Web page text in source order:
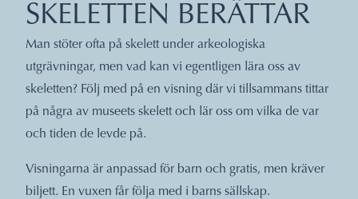
SKELETTEN BERÄTTAR
Man stöter ofta på skelett under arkeologiska
utgrävningar, men vad kan vi egentligen lära oss av
skeletten? Följ med på en visning där vi tillsammans tittar
på några av museets skelett och lär oss om vilka de var
och tiden de levde på.
Visningarna är anpassad för barn och gratis, men kräver
biljett. En vuxen får följa med i barns sällskap.